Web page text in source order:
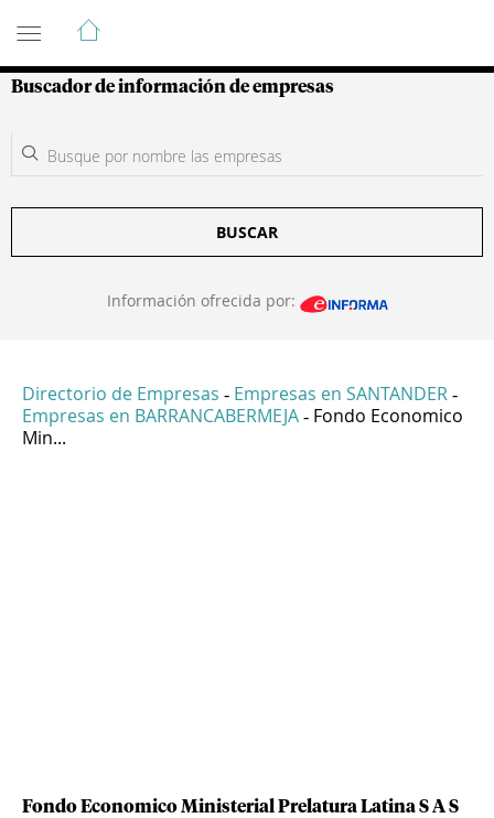
Guía de Empresas Colombianas
Buscador de información de empresas
BUSCAR
Información ofrecida por:
Directorio de Empresas - Empresas en SANTANDER -
Empresas en BARRANCABERMEJA - Fondo Economico
Min...
Fondo Economico Ministerial Prelatura Latina S A S